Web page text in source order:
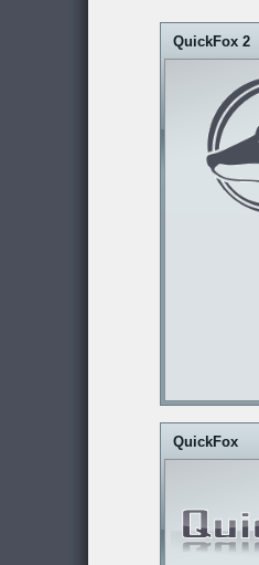
QuickFox 2
QuickFox